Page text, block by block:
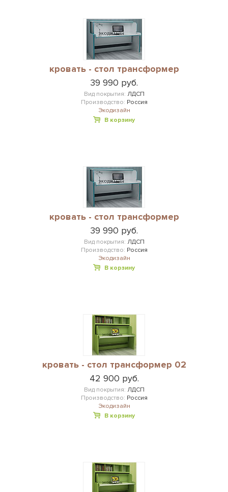
кровать - стол трансформер
39 990 руб.
Вид покрытия: ЛДСП
Производство: Россия
Экодизайн
В корзину
кровать - стол трансформер
39 990 руб.
Вид покрытия: ЛДСП
Производство: Россия
Экодизайн
В корзину
кровать - стол трансформер 02
42 900 руб.
Вид покрытия: ЛДСП
Производство: Россия
Экодизайн
В корзину